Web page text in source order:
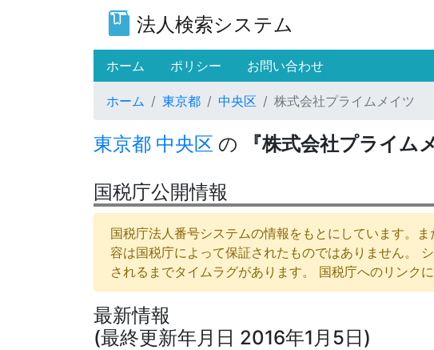
法人検索システム
ホーム (current)
ポリシー お問い合わせ
ホーム 東京都 中央区 株式会社プライムメイツ
東京都 中央区 の 『株式会社プライム
国税庁公開情報
国税庁法人番号システムの情報をもとにしています。
容は国税庁によって保証されたものではありません。
されるまでタイムラグがあります。 国税庁へのリンク
最新情報
(最終更新年月日 2016年1月5日)